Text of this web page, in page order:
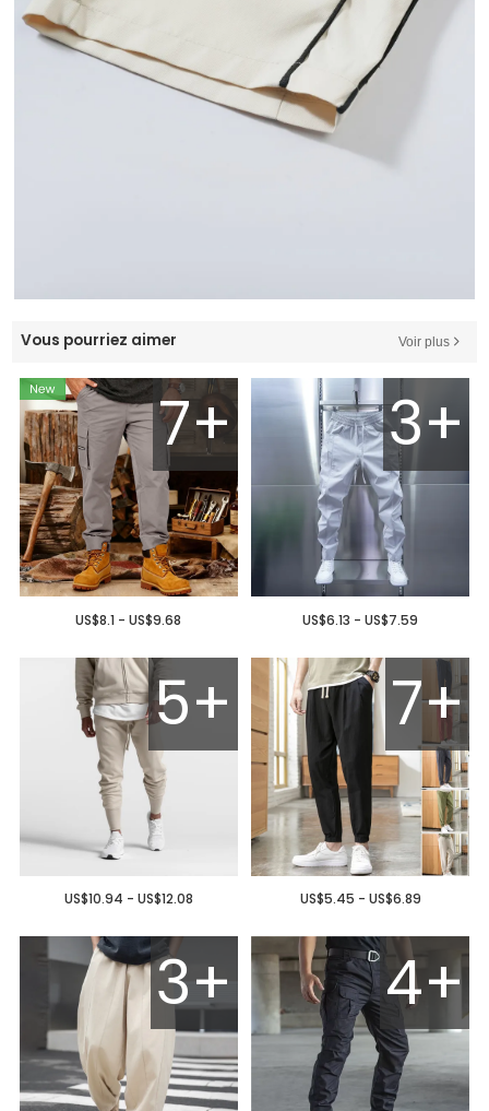
Vous pourriez aimer Voir plus
7+
US$8.1 - US$9.68
3+
US$6.13 - US$7.59
5+
US$10.94 - US$12.08
7+
US$5.45 - US$6.89
3+ 4+